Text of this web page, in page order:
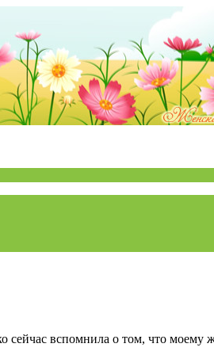
сейчас вспомнила о том, что моему